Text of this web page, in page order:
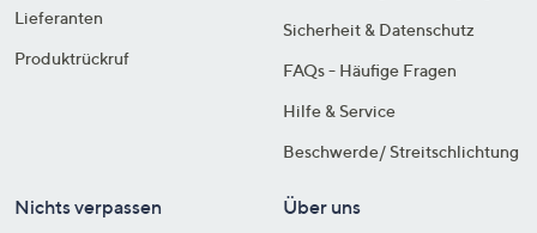
Lieferanten
Produktrückruf
Sicherheit & Datenschutz
FAQs - Häufige Fragen
Hilfe & Service
Beschwerde/ Streitschlichtung
Nichts verpassen Über uns